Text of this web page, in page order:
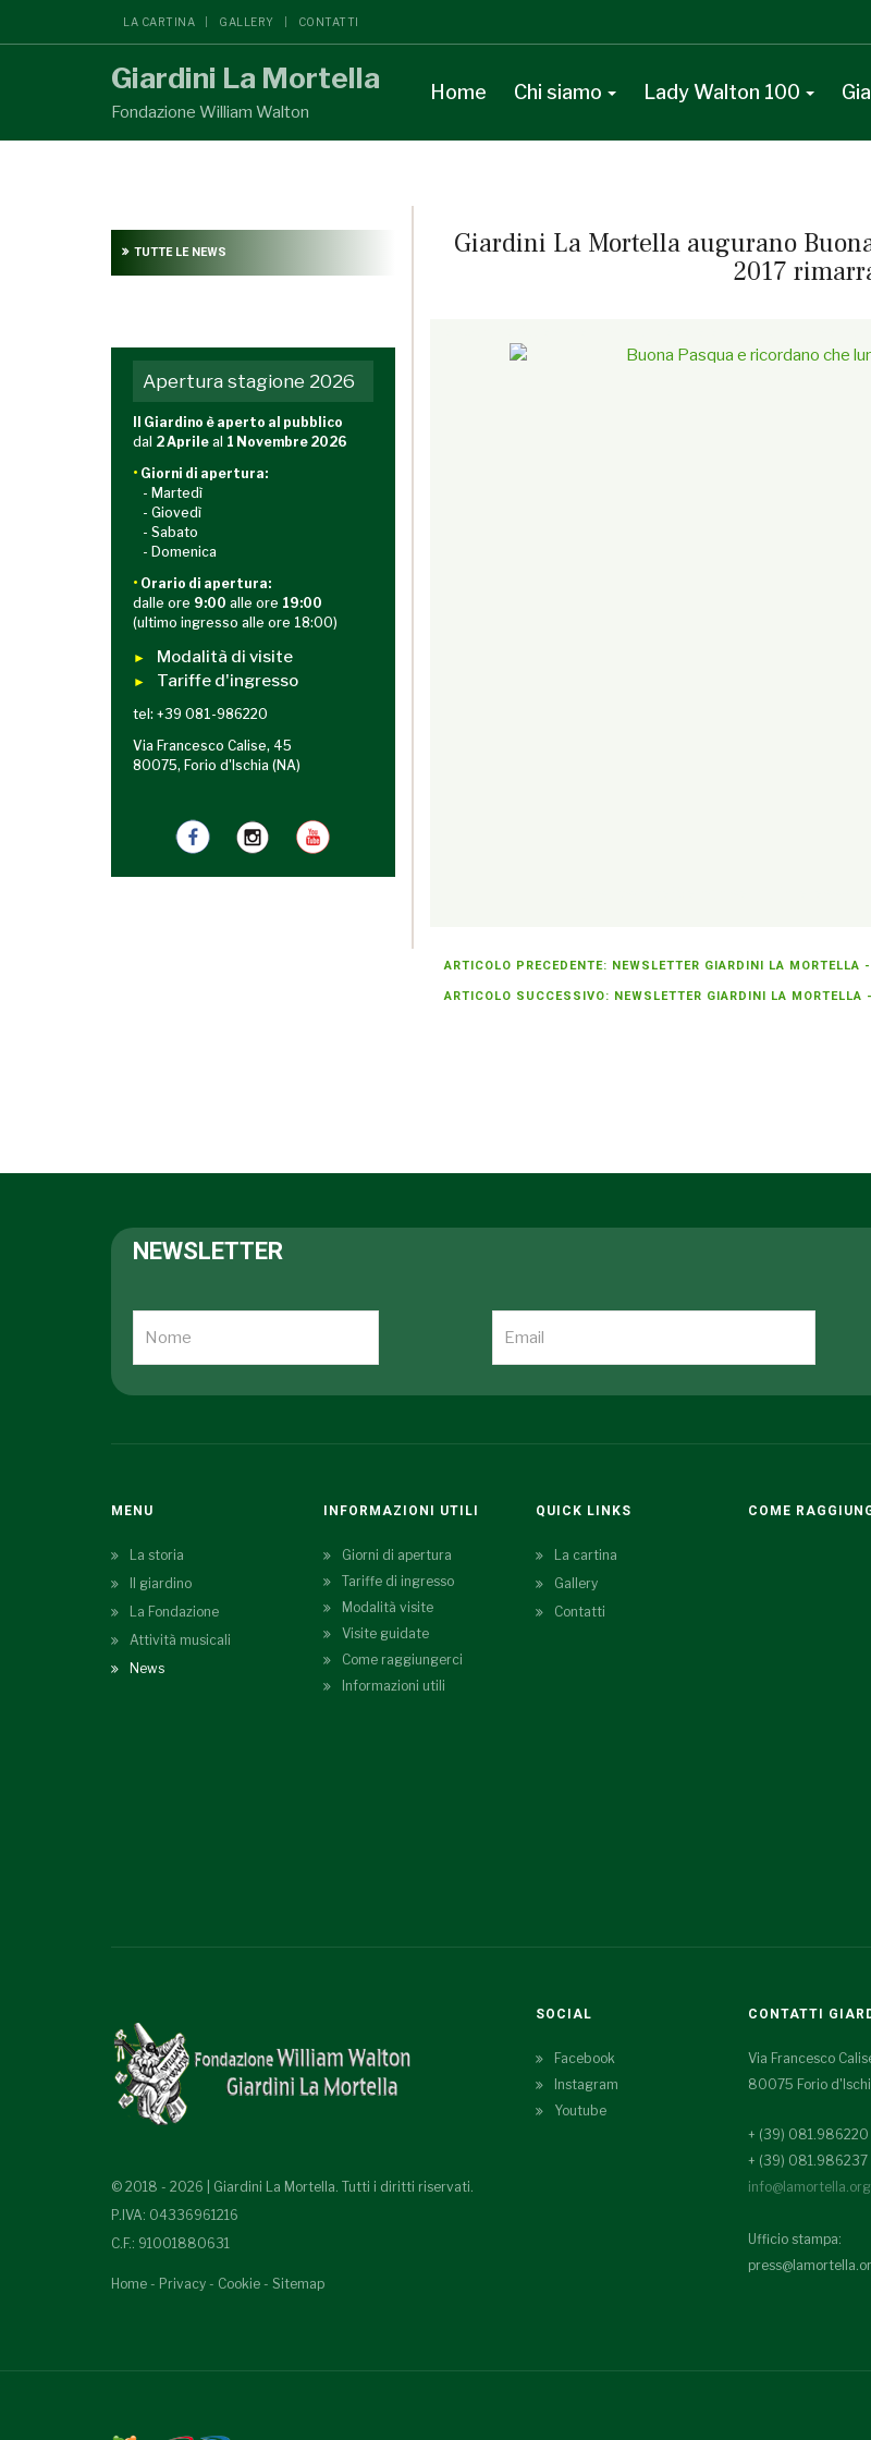
LA CARTINA GALLERY CONTATTI
Giardini La Mortella
Fondazione William Walton
Home Chi siamo Lady Walton 100
Giardini La Mortella augurano
2017
ARTICOLO PRECEDENTE: NEWSLETTER GIARDINI LA
ARTICOLO SUCCESSIVO: NEWSLETTER GIARDINI LA
TUTTE LE NEWS
Apertura stagione 2026
Il Giardino è aperto al pubblico
dal 2 Aprile al 1 Novembre 2026
• Giorni di apertura:
- Martedì
- Giovedì
- Sabato
- Domenica
• Orario di apertura:
dalle ore 9:00 alle ore 19:00
(ultimo ingresso alle ore 18:00)
► Modalità di visite
► Tariffe d'ingresso
tel: +39 081-986220
Via Francesco Calise, 45
80075, Forio d'Ischia (NA)
NEWSLETTER
MENU
La storia
Il giardino
La Fondazione
Attività musicali
News
INFORMAZIONI UTILI
Giorni di apertura
Tariffe di ingresso
Modalità visite
Visite guidate
Come raggiungerci
Informazioni utili
QUICK LINKS
La cartina
Gallery
Contatti
COME
© 2018 - 2026 | Giardini La Mortella. Tutti i diritti riservati.
P.IVA: 04336961216
C.F.: 91001880631
Home - Privacy - Cookie - Sitemap
SOCIAL
Facebook
Instagram
Youtube
CONTATTI
Via Francesco
80075 Forio
+ (39)
+ (39)
info@lamortella.org
Ufficio stampa: